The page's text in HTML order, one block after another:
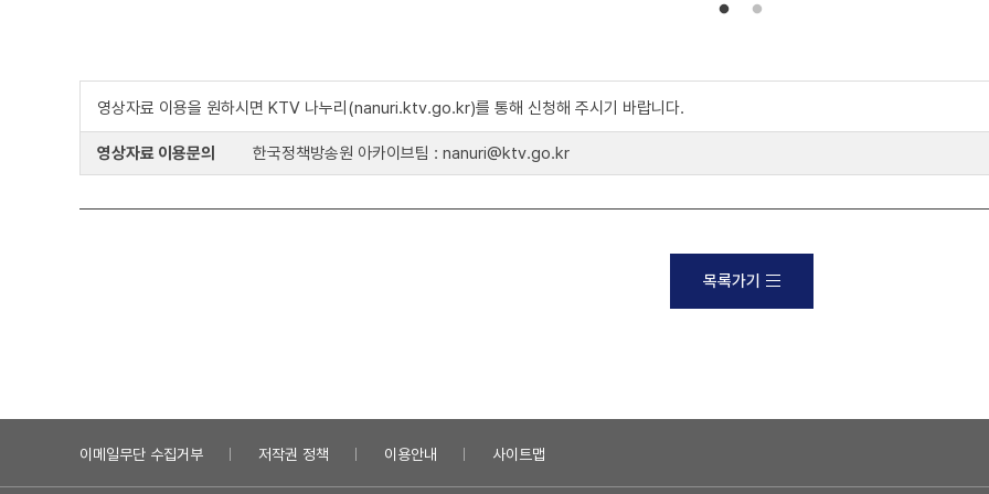
영상자료 이용을 원하시면 KTV 나누리(nanuri.ktv.go.kr)를 통해 신청해 주시기 바랍니다.
영상자료 이용문의 한국정책방송원 아카이브팀 : nanuri@ktv.go.kr
목록가기
이메일무단 수집거부 저작권 정책 이용안내 사이트맵